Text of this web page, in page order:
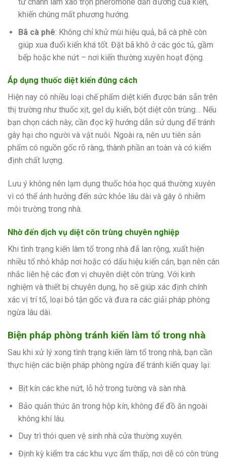
khiến chúng mất phương hướng.
Bã cà phê: Không chỉ khử mùi hiệu quả, bã cà phê còn
giúp xua đuổi kiến khá tốt. Đặt bã khô ở các góc tủ, gầm
bếp hoặc khe nứt – nơi kiến thường xuyên hoạt động.
Áp dụng thuốc diệt kiến đúng cách
Hiện nay có nhiều loại chế phẩm diệt kiến được bán sẵn trên
thị trường như thuốc xịt, gel dụ kiến, bột diệt côn trùng… Nếu
bạn chọn cách này, cần đọc kỹ hướng dẫn sử dụng để tránh
gây hại cho người và vật nuôi. Ngoài ra, nên ưu tiên sản
phẩm có nguồn gốc rõ ràng, thành phần an toàn và có kiểm
định chất lượng.
Lưu ý không nên lạm dụng thuốc hóa học quá thường xuyên
vì có thể ảnh hưởng đến sức khỏe lâu dài và gây ô nhiễm
môi trường trong nhà.
Nhờ đến dịch vụ diệt côn trùng chuyên nghiệp
Khi tình trạng kiến làm tổ trong nhà đã lan rộng, xuất hiện
nhiều tổ nhỏ khắp nơi hoặc có dấu hiệu kiến cắn, bạn nên cân
nhắc liên hệ các đơn vị chuyên diệt côn trùng. Với kinh
nghiệm và thiết bị chuyên dụng, họ sẽ giúp xác định chính
xác vị trí tổ, loại bỏ tận gốc và đưa ra các giải pháp phòng
ngừa lâu dài.
Biện pháp phòng tránh kiến làm tổ trong nhà
Sau khi xử lý xong tình trạng kiến làm tổ trong nhà, bạn cần
thực hiện các biện pháp phòng ngừa để tránh kiến quay lại:
Bịt kín các khe nứt, lỗ hở trong tường và sàn nhà.
Bảo quản thức ăn trong hộp kín, không để đồ ăn ngoài
không khí lâu.
Duy trì thói quen vệ sinh nhà cửa thường xuyên.
Định kỳ kiểm tra các khu vực ẩm thấp, nơi dễ có côn trùng